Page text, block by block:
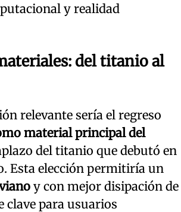
y realidad
del titanio al
relevante sería el regreso
material principal del
del titanio que debutó en
Esta elección permitiría un
y con mejor disipación de
clave para usuarios